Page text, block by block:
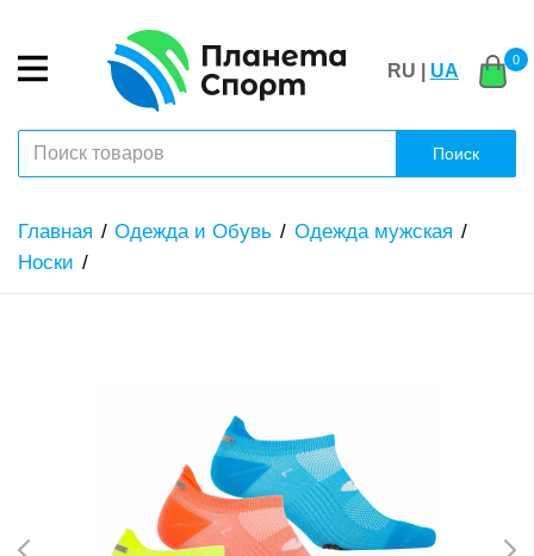
RU | UA
0
Поиск
Главная Одежда и Обувь
Одежда мужская
Носки